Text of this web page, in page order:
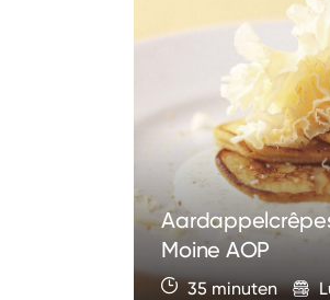
Moine AOP
35 minuten